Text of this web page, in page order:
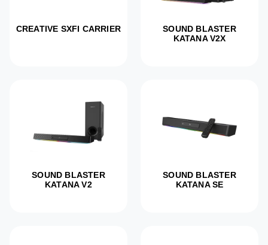
CREATIVE SXFI CARRIER
SOUND BLASTER
KATANA V2X
SOUND BLASTER
KATANA V2
SOUND BLASTER
KATANA SE